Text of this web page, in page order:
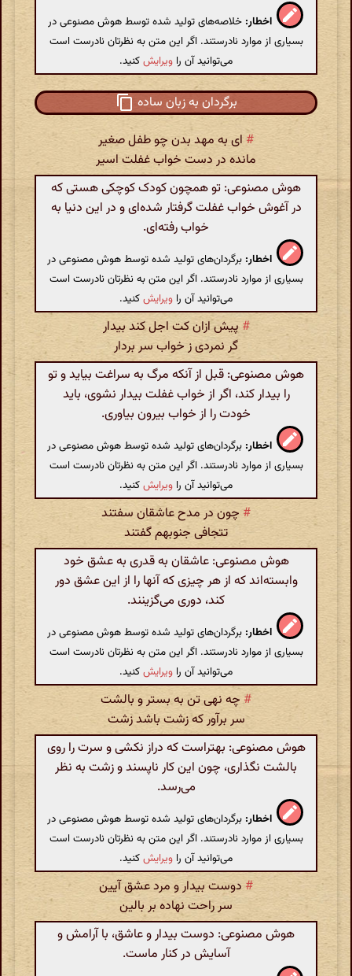
اخطار: خلاصه‌های تولید شده توسط هوش مصنوعی در
بسیاری از موارد نادرستند. اگر این متن به نظرتان نادرست است
می‌توانید آن را ویرایشکنید.
برگردان به زبان ساده
# ای به مهد بدن چو طفل صغیر
مانده در دست خواب غفلت اسیر
هوش مصنوعی: تو همچون کودک کوچکی هستی که
در آغوش خواب غفلت گرفتار شده‌ای و در این دنیا به
خواب رفته‌ای.
اخطار: برگردان‌های تولید شده توسط هوش مصنوعی در
بسیاری از موارد نادرستند. اگر این متن به نظرتان نادرست است
می‌توانید آن را ویرایشکنید.
# پیش ازان کت اجل کند بیدار
گر نمردی ز خواب سر بردار
هوش مصنوعی: قبل از آنکه مرگ به سراغت بیاید و تو
را بیدار کند، اگر از خواب غفلت بیدار نشوی، باید
خودت را از خواب بیرون بیاوری.
اخطار: برگردان‌های تولید شده توسط هوش مصنوعی در
بسیاری از موارد نادرستند. اگر این متن به نظرتان نادرست است
می‌توانید آن را ویرایشکنید.
# چون در مدح عاشقان سفتند
تتجافی جنوبهم گفتند
هوش مصنوعی: عاشقان به قدری به عشق خود
وابسته‌اند که از هر چیزی که آنها را از این عشق دور
کند، دوری می‌گزینند.
اخطار: برگردان‌های تولید شده توسط هوش مصنوعی در
بسیاری از موارد نادرستند. اگر این متن به نظرتان نادرست است
می‌توانید آن را ویرایشکنید.
#چه نهی تن به بستر و بالشت
سر برآور که زشت باشد زشت
هوش مصنوعی: بهتراست که دراز نکشی و سرت را روی
بالشت نگذاری، چون این کار ناپسند و زشت به نظر
می‌رسد.
اخطار: برگردان‌های تولید شده توسط هوش مصنوعی در
بسیاری از موارد نادرستند. اگر این متن به نظرتان نادرست است
می‌توانید آن را ویرایشکنید.
# دوست بیدار و مرد عشق آیین
سر راحت نهاده بر بالین
هوش مصنوعی: دوست بیدار و عاشق، با آرامش و
آسایش در کنار ماست.